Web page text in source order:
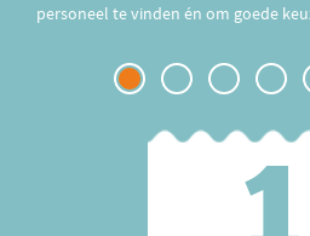
personeel te vinden én om goede